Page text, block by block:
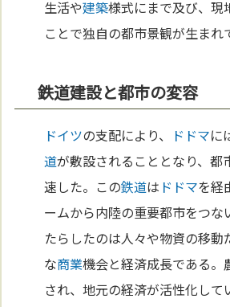
生活や建築様式にまで及び、現
ことで独自の都市景観が生まれ
鉄道建設と都市の変容
ドイツの支配により、 ドドマに
道が敷設されることとなり、都
速した。この鉄道は ドドマを経
ームから内陸の重要都市をつな
たらしたのは人々や物資の移動
な商業機会と経済成長である。
され、地元の経済が活性化して